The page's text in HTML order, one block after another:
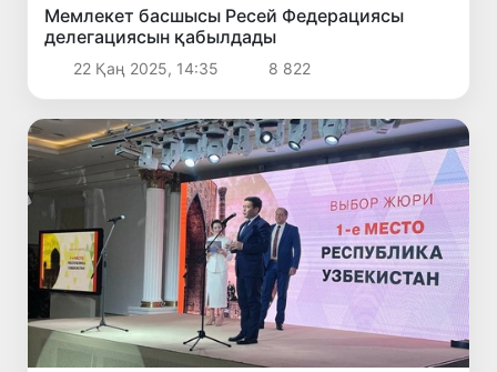
Мемлекет басшысы Ресей Федерациясы
делегациясын қабылдады
22 Қаң 2025, 14:35 8 822